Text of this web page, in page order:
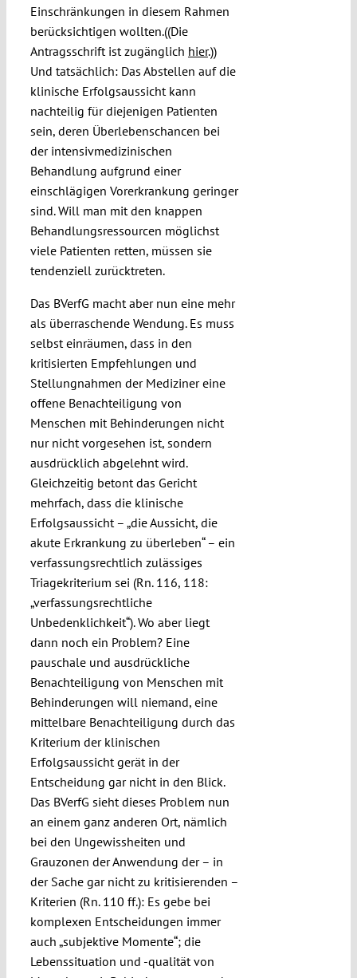
Einschränkungen in diesem Rahmen
berücksichtigen wollten.((Die
Antragsschrift ist zugänglich hier.))
Und tatsächlich: Das Abstellen auf die
klinische Erfolgsaussicht kann
nachteilig für diejenigen Patienten
sein, deren Überlebenschancen bei
der intensivmedizinischen
Behandlung aufgrund einer
einschlägigen Vorerkrankung geringer
sind. Will man mit den knappen
Behandlungsressourcen möglichst
viele Patienten retten, müssen sie
tendenziell zurücktreten.
Das BVerfG macht aber nun eine mehr
als überraschende Wendung. Es muss
selbst einräumen, dass in den
kritisierten Empfehlungen und
Stellungnahmen der Mediziner eine
offene Benachteiligung von
Menschen mit Behinderungen nicht
nur nicht vorgesehen ist, sondern
ausdrücklich abgelehnt wird.
Gleichzeitig betont das Gericht
mehrfach, dass die klinische
Erfolgsaussicht – „die Aussicht, die
akute Erkrankung zu überleben“ – ein
verfassungsrechtlich zulässiges
Triagekriterium sei (Rn. 116, 118:
„verfassungsrechtliche
Unbedenklichkeit“). Wo aber liegt
dann noch ein Problem? Eine
pauschale und ausdrückliche
Benachteiligung von Menschen mit
Behinderungen will niemand, eine
mittelbare Benachteiligung durch das
Kriterium der klinischen
Erfolgsaussicht gerät in der
Entscheidung gar nicht in den Blick.
Das BVerfG sieht dieses Problem nun
an einem ganz anderen Ort, nämlich
bei den Ungewissheiten und
Grauzonen der Anwendung der – in
der Sache gar nicht zu kritisierenden –
Kriterien (Rn. 110 ff.): Es gebe bei
komplexen Entscheidungen immer
auch „subjektive Momente“; die
Lebenssituation und -qualität von